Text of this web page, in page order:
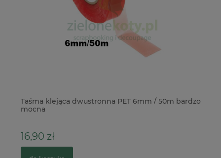
Taśma klejąca dwustronna PET 6mm / 50m bardzo
mocna
16,90 zł